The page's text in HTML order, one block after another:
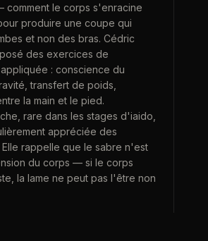
comment le corps s'enracine
produire une coupe qui
et non des bras. Cédric
des exercices de
: conscience du
transfert de poids,
la main et le pied.
rare dans les stages d'iaido,
appréciée des
Elle rappelle que le sabre n'est
du corps — si le corps
la lame ne peut pas l'être non